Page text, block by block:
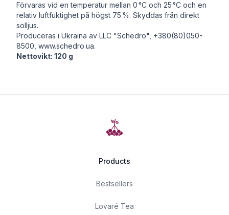
Förvaras vid en temperatur mellan 0 °C och 25 °C och en
relativ luftfuktighet på högst 75 %. Skyddas från direkt
solljus.
Produceras i Ukraina av LLC "Schedro", +380(80)050-
8500, www.schedro.ua.
Nettovikt: 120 g
Products
Bestsellers
Lovaré Tea